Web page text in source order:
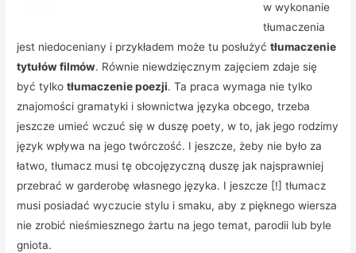
w wykonanie
tłumaczenia
jest niedoceniany i przykładem może tu posłużyćtłumaczenie
tytułów filmów. Równie niewdzięcznym zajęciem zdaje się
być tylkotłumaczenie poezji.Ta praca wymaga nie tylko
znajomości gramatyki i słownictwa języka obcego, trzeba
jeszcze umieć wczuć się w duszę poety, w to, jak jego rodzimy
język wpływa na jego twórczość. I jeszcze, żeby nie było za
łatwo, tłumacz musi tę obcojęzyczną duszę jak najsprawniej
przebrać w garderobę własnego języka. I jeszcze [!] tłumacz
musi posiadać wyczucie stylu i smaku, aby z pięknego wiersza
nie zrobić nieśmiesznego żartu na jego temat, parodii lub byle
gniota.